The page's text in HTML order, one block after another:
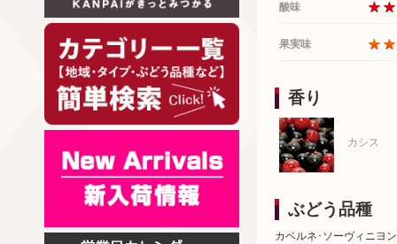
酸味
果実味
香り
カシス
ぶどう品種
カベルネ･ソーヴィニヨ